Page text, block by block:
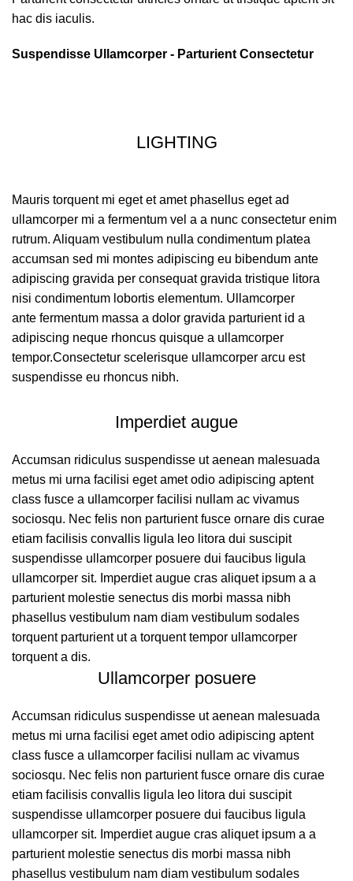
hac dis iaculis.
Suspendisse Ullamcorper - Parturient Consectetur
LIGHTING
Mauris torquent mi eget et amet phasellus eget ad
ullamcorper mi a fermentum vel a a nunc consectetur enim
rutrum. Aliquam vestibulum nulla condimentum platea
accumsan sed mi montes adipiscing eu bibendum ante
adipiscing gravida per consequat gravida tristique litora
nisi condimentum lobortis elementum. Ullamcorper
ante fermentum massa a dolor gravida parturient id a
adipiscing neque rhoncus quisque a ullamcorper
tempor.Consectetur scelerisque ullamcorper arcu est
suspendisse eu rhoncus nibh.
Imperdiet augue
Accumsan ridiculus suspendisse ut aenean malesuada
metus mi urna facilisi eget amet odio adipiscing aptent
class fusce a ullamcorper facilisi nullam ac vivamus
sociosqu. Nec felis non parturient fusce ornare dis curae
etiam facilisis convallis ligula leo litora dui suscipit
suspendisse ullamcorper posuere dui faucibus ligula
ullamcorper sit. Imperdiet augue cras aliquet ipsum a a
parturient molestie senectus dis morbi massa nibh
phasellus vestibulum nam diam vestibulum sodales
torquent parturient ut a torquent tempor ullamcorper
torquent a dis.
Ullamcorper posuere
Accumsan ridiculus suspendisse ut aenean malesuada
metus mi urna facilisi eget amet odio adipiscing aptent
class fusce a ullamcorper facilisi nullam ac vivamus
sociosqu. Nec felis non parturient fusce ornare dis curae
etiam facilisis convallis ligula leo litora dui suscipit
suspendisse ullamcorper posuere dui faucibus ligula
ullamcorper sit. Imperdiet augue cras aliquet ipsum a a
parturient molestie senectus dis morbi massa nibh
phasellus vestibulum nam diam vestibulum sodales